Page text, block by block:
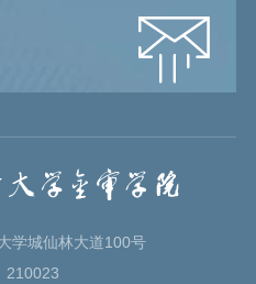
学城仙林大道100号
210023